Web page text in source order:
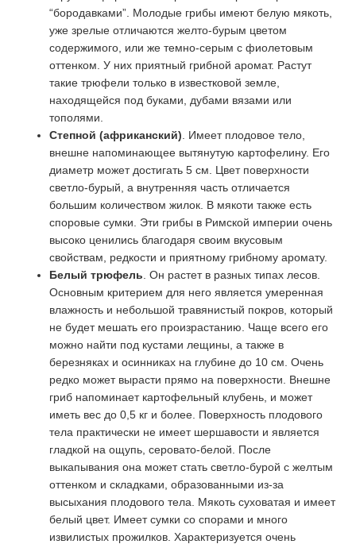
“бородавками”. Молодые грибы имеют белую мякоть,
уже зрелые отличаются желто-бурым цветом
содержимого, или же темно-серым с фиолетовым
оттенком. У них приятный грибной аромат. Растут
такие трюфели только в известковой земле,
находящейся под буками, дубами вязами или
тополями.
Степной (африканский) . Имеет плодовое тело,
внешне напоминающее вытянутую картофелину. Его
диаметр может достигать 5 см. Цвет поверхности
светло-бурый, а внутренняя часть отличается
большим количеством жилок. В мякоти также есть
споровые сумки. Эти грибы в Римской империи очень
высоко ценились благодаря своим вкусовым
свойствам, редкости и приятному грибному аромату.
Белый трюфель . Он растет в разных типах лесов.
Основным критерием для него является умеренная
влажность и небольшой травянистый покров, который
не будет мешать его произрастанию. Чаще всего его
можно найти под кустами лещины, а также в
березняках и осинниках на глубине до 10 см. Очень
редко может вырасти прямо на поверхности. Внешне
гриб напоминает картофельный клубень, и может
иметь вес до 0,5 кг и более. Поверхность плодового
тела практически не имеет шершавости и является
гладкой на ощупь, серовато-белой. После
выкапывания она может стать светло-бурой с желтым
оттенком и складками, образованными из-за
высыхания плодового тела. Мякоть суховатая и имеет
белый цвет. Имеет сумки со спорами и много
извилистых прожилков. Характеризуется очень